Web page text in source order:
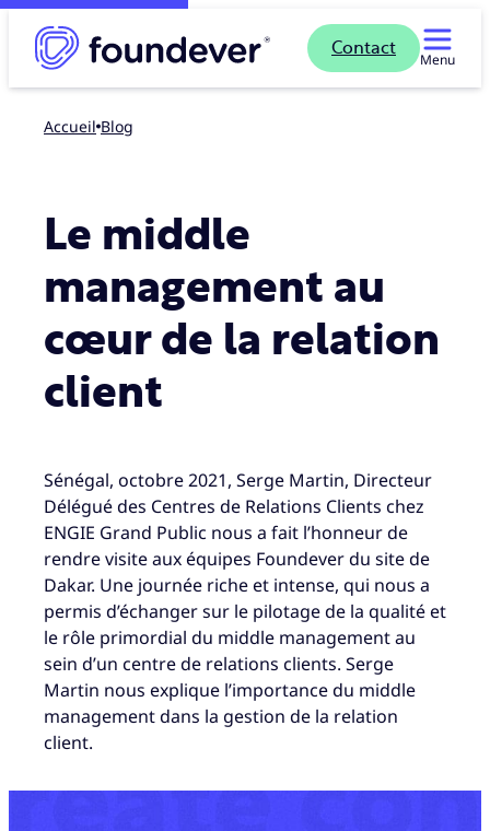
Contact
Menu
Accueil blog
Le middle
management au
cœur de la relation
client
Sénégal, octobre 2021, Serge Martin, Directeur
Délégué des Centres de Relations Clients chez
ENGIE Grand Public nous a fait l’honneur de
rendre visite aux équipes Foundever du site de
Dakar. Une journée riche et intense, qui nous a
permis d’échanger sur le pilotage de la qualité et
le rôle primordial du middle management au
sein d’un centre de relations clients. Serge
Martin nous explique l’importance du middle
management dans la gestion de la relation
client.